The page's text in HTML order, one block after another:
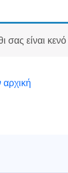
σας είναι